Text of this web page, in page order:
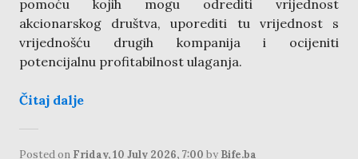
pomoću kojih mogu odrediti vrijednost
akcionarskog društva, uporediti tu vrijednost s
vrijednošću drugih kompanija i ocijeniti
potencijalnu profitabilnost ulaganja.
Čitaj dalje
Posted on Friday, 10 July 2026, 7:00 by Bife.ba